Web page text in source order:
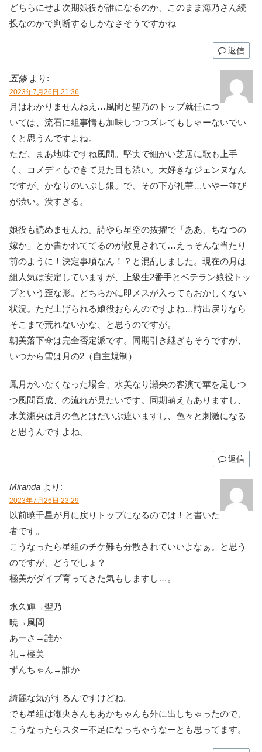
どちらにせよ次期娘役が誰になるのか、このまま海乃さん続
投なのかで判断するしかなさそうですかね
返信
五條 より:
2023年7月26日 21:36
月はわかりませんねえ…風間と聖乃のトップ就任につ
いては、流石に組事情も加味しつつズレてもしゃーないでい
くと思うんですよね。
ただ、まあ地味ですね風間。堅実で細かい芝居に歌も上手
く、コメディもできて見た目も渋い。大好きなジェンヌなん
ですが、かなりのいぶし銀。で、その下が礼華…いやー並び
が渋い。渋すぎる。
娘役も読めませんね。詩やら星空の抜擢で「ああ、ちなつの
嫁か」とか書かれててるのが散見されて…えっそんな当たり
前のように！決定事項なん！？と混乱しました。現在の月は
組人気は安定していますが、上級生2番手とベテラン娘役トッ
プという歪な形。どちらかに即メスが入ってもおかしくない
状況。ただ上げられる娘役おらんのですよね…詩出戻りなら
そこまで荒れないかな、と思うのですが。
朝美落下傘は完全否定派です。同期引き継ぎもそうですが、
いつから雪は月の2（自主規制）
鳳月がいなくなった場合、水美なり瀬央の客演で華を足しつ
つ風間育成、の流れが見たいです。同期萌えもありますし、
水美瀬央は月の色とはだいぶ違いますし、色々と刺激になる
と思うんですよね。
返信
Miranda より:
2023年7月26日 23:29
以前暁千星が月に戻りトップになるのでは！と書いた
者です。
こうなったら星組のチケ難も分散されていいよなぁ。と思う
のですが、どうでしょ？
極美がダイブ育ってきた気もしますし…。
永久輝→聖乃
暁→風間
あーさ→誰か
礼→極美
ずんちゃん→誰か
綺麗な気がするんですけどね。
でも星組は瀬央さんもあかちゃんも外に出しちゃったので、
こうなったらスター不足になっちゃうなーとも思ってます。